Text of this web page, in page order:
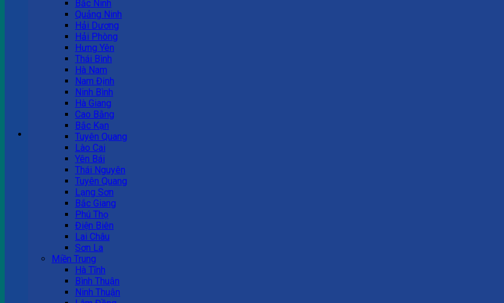
Tư vấn bán hàng
0983 863 488
Hotline hỗ trợ
0983 863 488
Giỏ hàng
Chưa có sản phẩm trong giỏ hàng.
Bắc Ninh
Quảng Ninh
Hải Dương
Hải Phòng
Hưng Yên
Thái Bình
Hà Nam
Nam Định
Ninh Bình
Hà Giang
Cao Bằng
Bắc Kạn
Tuyên Quang
Lào Cai
Yên Bái
Thái Nguyên
Tuyên Quang
Lạng Sơn
Bắc Giang
Phú Thọ
Điện Biên
Lai Châu
Sơn La
Miền Trung
Hà Tĩnh
Bình Thuận
Ninh Thuận